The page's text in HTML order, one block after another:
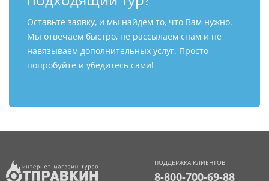
Оставьте заявку, и мы найдем то, что Вам нужно.
Мы отвечаем быстро, не рассылаем спам и не
навязываем дополнительных услуг. Просто
попробуйте и убедитесь сами!
ПОДДЕРЖКА КЛИЕНТОВ
8-800-700-69-88